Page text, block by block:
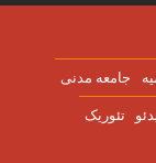
جامعه مدنی
تئوریک